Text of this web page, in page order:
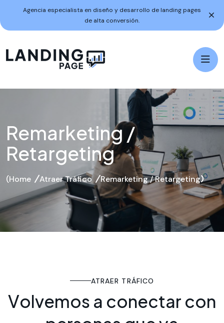
Agencia especialista en diseño y desarrollo de landing pages
de alta conversión.
Remarketing /
Retargeting
Home Atraer Tráfico Remarketing / Retargeting
ATRAER TRÁFICO
Volvemos a conectar con